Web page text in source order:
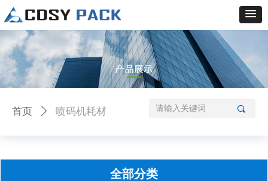
首页 ꄲ 喷码机耗材 끠
全部分类